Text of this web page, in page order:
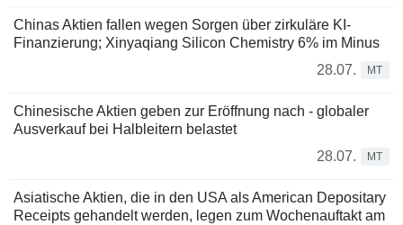
Chinas Aktien fallen wegen Sorgen über zirkuläre KI-
Finanzierung; Xinyaqiang Silicon Chemistry 6% im Minus
28.07.
MT
Chinesische Aktien geben zur Eröffnung nach - globaler
Ausverkauf bei Halbleitern belastet
28.07.
MT
Asiatische Aktien, die in den USA als American Depositary
Receipts gehandelt werden, legen zum Wochenauftakt am